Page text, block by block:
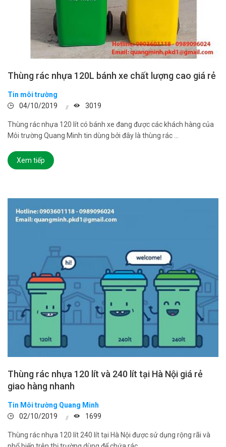
Thùng rác nhựa 120L bánh xe chất lượng cao giá rẻ
Tin môi trường
04/10/2019
3019
Thùng rác nhựa 120 lít có bánh xe đang được các khách hàng của
Môi trường Quang Minh tin dùng bởi đây là thùng rác ...
Xem tiếp
Thùng rác nhựa 120 lít và 240 lít tại Hà Nội giá rẻ
giao hàng nhanh
Tin Môi trường Quang Minh
02/10/2019
1699
Thùng rác nhựa 120 lít 240 lít tại Hà Nội được sử dụng rộng rãi và